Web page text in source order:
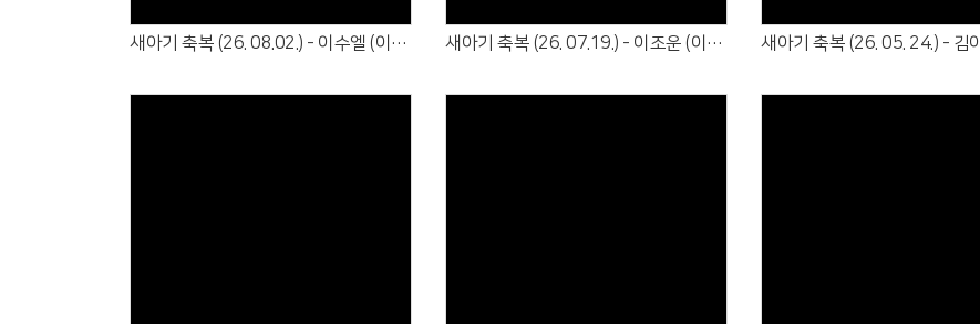
새아기 축복 (26. 08.02.) - 이수엘 (이범수·엄한나) 새아기 축복 (26. 07.19.) - 이조운 (이치호·나현옥)